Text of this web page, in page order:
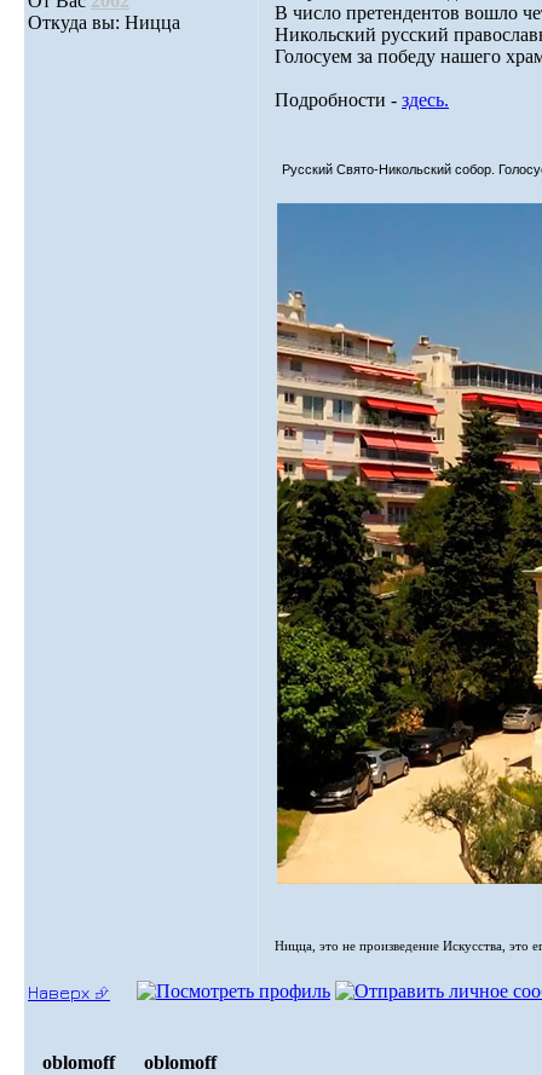
Откуда вы: Ницца
В число претендентов вошло
Никольский русский
Голосуем за победу нашего
Подробности - здесь.
Русский Свято-Никольский собор.
Ницца, это не произведение Искусства, это
Наверх ⮵
oblomoff oblomoff